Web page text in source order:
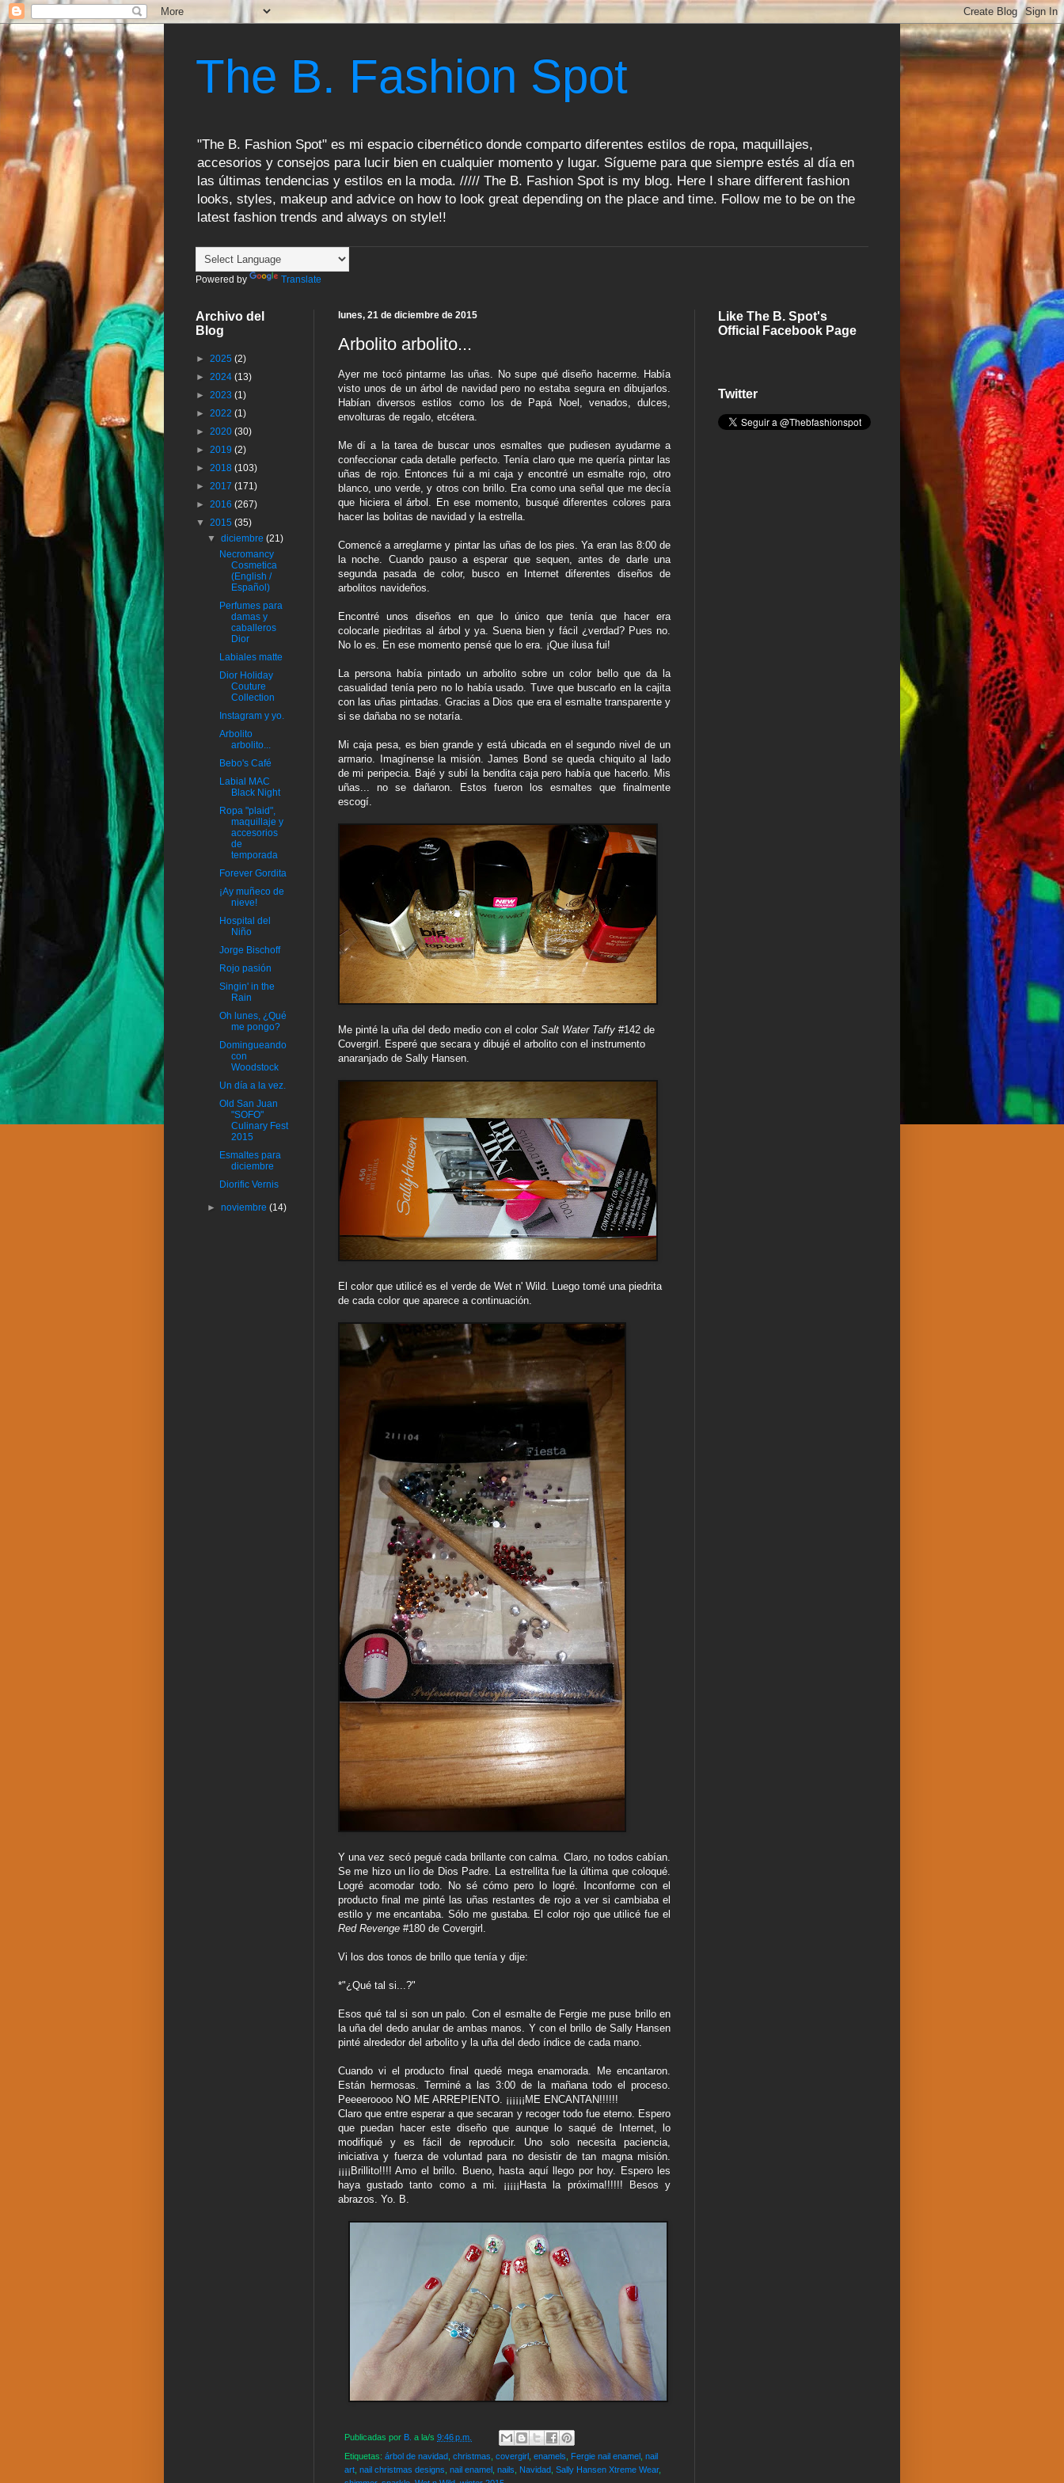
The B. Fashion Spot
"The B. Fashion Spot" es mi espacio cibernético donde comparto diferentes estilos de ropa, maquillajes,
accesorios y consejos para lucir bien en cualquier momento y lugar. Sígueme para que siempre estés al día en
las últimas tendencias y estilos en la moda. ///// The B. Fashion Spot is my blog. Here I share different fashion
looks, styles, makeup and advice on how to look great depending on the place and time. Follow me to be on the
latest fashion trends and always on style!!
Powered by Translate
lunes, 21 de diciembre de 2015
Arbolito arbolito...
Ayer me tocó pintarme las uñas. No supe qué diseño hacerme. Había
visto unos de un árbol de navidad pero no estaba segura en dibujarlos.
Habían diversos estilos como los de Papá Noel, venados, dulces,
envolturas de regalo, etcétera.
Me dí a la tarea de buscar unos esmaltes que pudiesen ayudarme a
confeccionar cada detalle perfecto. Tenía claro que me quería pintar las
uñas de rojo. Entonces fui a mi caja y encontré un esmalte rojo, otro
blanco, uno verde, y otros con brillo. Era como una señal que me decía
que hiciera el árbol. En ese momento, busqué diferentes colores para
hacer las bolitas de navidad y la estrella.
Comencé a arreglarme y pintar las uñas de los pies. Ya eran las 8:00 de
la noche. Cuando pauso a esperar que sequen, antes de darle una
segunda pasada de color, busco en Internet diferentes diseños de
arbolitos navideños.
Encontré unos diseños en que lo único que tenía que hacer era
colocarle piedritas al árbol y ya. Suena bien y fácil ¿verdad? Pues no.
No lo es. En ese momento pensé que lo era. ¡Que ilusa fui!
La persona había pintado un arbolito sobre un color bello que da la
casualidad tenía pero no lo había usado. Tuve que buscarlo en la cajita
con las uñas pintadas. Gracias a Dios que era el esmalte transparente y
si se dañaba no se notaría.
Mi caja pesa, es bien grande y está ubicada en el segundo nivel de un
armario. Imagínense la misión. James Bond se queda chiquito al lado
de mi peripecia. Bajé y subí la bendita caja pero había que hacerlo. Mis
uñas... no se dañaron. Estos fueron los esmaltes que finalmente
escogí.
Me pinté la uña del dedo medio con el color Salt Water Taffy #142 de
Covergirl. Esperé que secara y dibujé el arbolito con el instrumento
anaranjado de Sally Hansen.
El color que utilicé es el verde de Wet n' Wild. Luego tomé una piedrita
de cada color que aparece a continuación.
Y una vez secó pegué cada brillante con calma. Claro, no todos cabían.
Se me hizo un lío de Dios Padre. La estrellita fue la última que coloqué.
Logré acomodar todo. No sé cómo pero lo logré. Inconforme con el
producto final me pinté las uñas restantes de rojo a ver si cambiaba el
estilo y me encantaba. Sólo me gustaba. El color rojo que utilicé fue el
Red Revenge #180 de Covergirl.
Vi los dos tonos de brillo que tenía y dije:
*"¿Qué tal si...?"
Esos qué tal si son un palo. Con el esmalte de Fergie me puse brillo en
la uña del dedo anular de ambas manos. Y con el brillo de Sally Hansen
pinté alrededor del arbolito y la uña del dedo índice de cada mano.
Cuando vi el producto final quedé mega enamorada. Me encantaron.
Están hermosas. Terminé a las 3:00 de la mañana todo el proceso.
Peeeeroooo NO ME ARREPIENTO. ¡¡¡¡¡¡ME ENCANTAN!!!!!!
Claro que entre esperar a que secaran y recoger todo fue eterno. Espero
que puedan hacer este diseño que aunque lo saqué de Internet, lo
modifiqué y es fácil de reproducir. Uno solo necesita paciencia,
iniciativa y fuerza de voluntad para no desistir de tan magna misión.
¡¡¡¡Brillito!!!! Amo el brillo. Bueno, hasta aquí llego por hoy. Espero les
haya gustado tanto como a mi. ¡¡¡¡¡Hasta la próxima!!!!!! Besos y
abrazos. Yo. B.
Publicadas por B. a la/s 9:46 p.m.
Etiquetas: árbol de navidad, christmas, covergirl , enamels, Fergie nail enamel , nail
art, nail christmas designs, nail enamel , nails, Navidad, Sally Hansen Xtreme Wear,
Archivo del
Blog
► 2025 (2)
► 2024 (13)
► 2023 (1)
► 2022 (1)
► 2020 (30)
► 2019 (2)
► 2018 (103)
► 2017 (171)
► 2016 (267)
▼ 2015 (35)
▼diciembre(21)
Necromancy
Cosmetica
(English /
Español)
Perfumes para
damas y
caballeros
Dior
Labiales matte
Dior Holiday
Couture
Collection
Instagram y yo.
Arbolito
arbolito...
Bebo's Café
Labial MAC
Black Night
Ropa "plaid",
maquillaje y
accesorios
de
temporada
Forever Gordita
¡Ay muñeco de
nieve!
Hospital del
Niño
Jorge Bischoff
Rojo pasión
Singin' in the
Rain
Oh lunes, ¿Qué
me pongo?
Domingueando
con
Woodstock
Un día a la vez.
Old San Juan
"SOFO"
Culinary Fest
2015
Esmaltes para
diciembre
Diorific Vernis
►noviembre(14)
Like The B. Spot's
Official Facebook Page
Twitter